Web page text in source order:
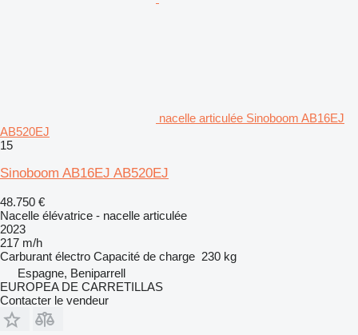
nacelle articulée Sinoboom AB16EJ
AB520EJ
15
Sinoboom AB16EJ AB520EJ
48.750 €
Nacelle élévatrice - nacelle articulée
2023
217 m/h
Carburant électro Capacité de charge 230 kg
Espagne, Beniparrell
EUROPEA DE CARRETILLAS
Contacter le vendeur